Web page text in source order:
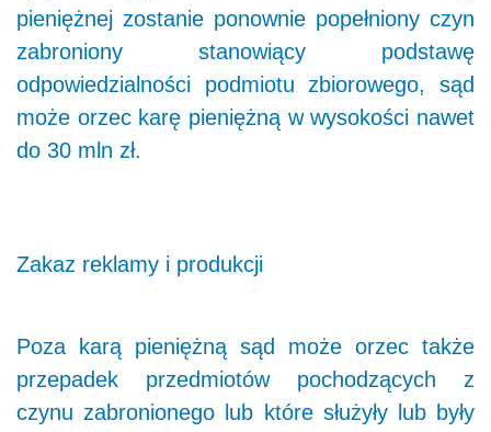
pieniężnej zostanie ponownie popełniony czyn
zabroniony stanowiący podstawę
odpowiedzialności podmiotu zbiorowego, sąd
może orzec karę pieniężną w wysokości nawet
do 30 mln zł.
Zakaz reklamy i produkcji
Poza karą pieniężną sąd może orzec także
przepadek przedmiotów pochodzących z
czynu zabronionego lub które służyły lub były